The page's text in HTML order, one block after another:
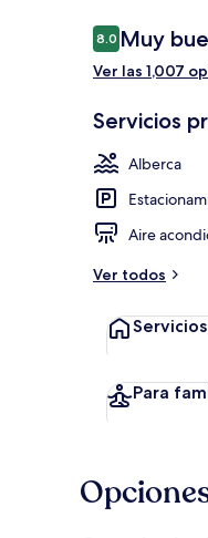
Opiniones
8.08.0 de 10,
Muy
Ver las 1,007
Servicios
Alberca
Aire
Ver todos
Para